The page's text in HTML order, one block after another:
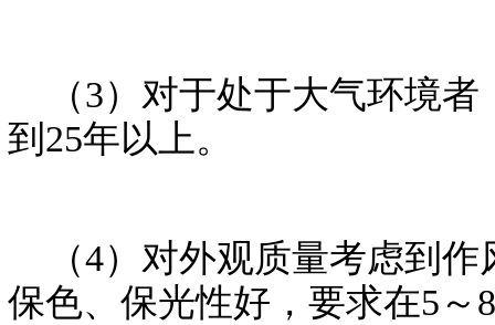
（3）对于处于大气环境者
到25年以上。
（4）对外观质量考虑到作
保色、保光性好，要求在5～